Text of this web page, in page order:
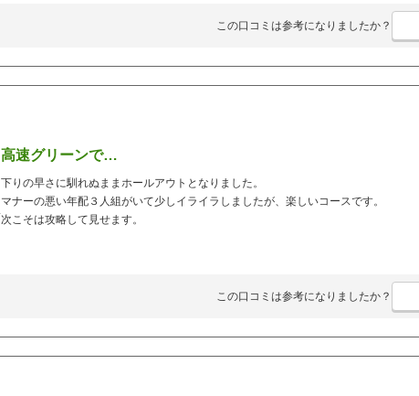
この口コミは参考になりましたか？
高速グリーンで…
下りの早さに馴れぬままホールアウトとなりました。
マナーの悪い年配３人組がいて少しイライラしましたが、楽しいコースです。
次こそは攻略して見せます。
この口コミは参考になりましたか？